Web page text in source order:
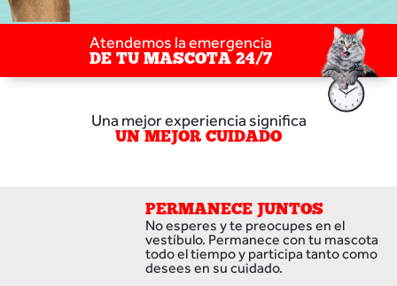
Atendemos la emergencia
DE TU MASCOTA 24/7
Una mejor experiencia significa
UN MEJOR CUIDADO
PERMANECE JUNTOS
No esperes y te preocupes en el
vestíbulo. Permanece con tu mascota
todo el tiempo y participa tanto como
desees en su cuidado.